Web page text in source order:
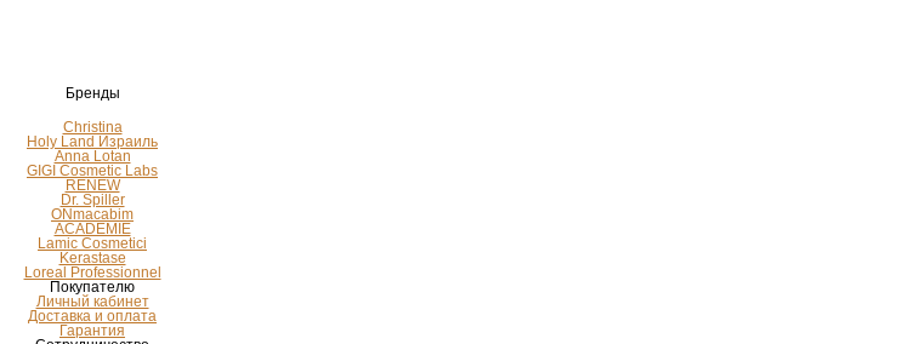
Бренды
Christina
Holy Land Израиль
Anna Lotan
GIGI Cosmetic Labs
RENEW
Dr. Spiller
ONmacabim
ACADEMIE
Lamic Cosmetici
Kerastase
Loreal Professionnel
Покупателю
Личный кабинет
Доставка и оплата
Гарантия